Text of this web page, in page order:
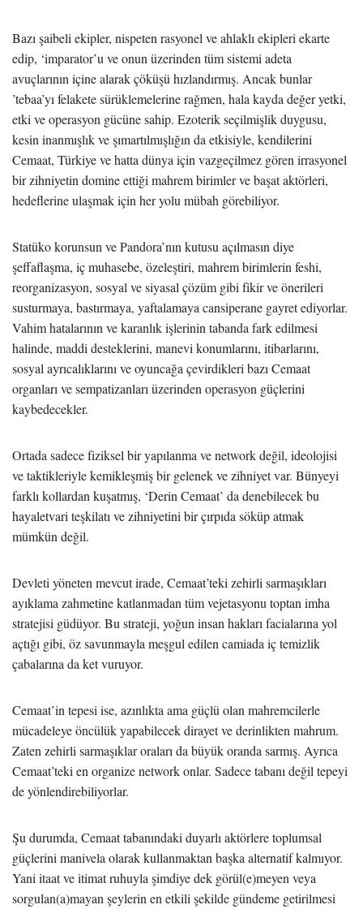
Bazı şaibeli ekipler, nispeten rasyonel ve ahlaklı ekipleri ekarte
edip, ‘imparator’u ve onun üzerinden tüm sistemi adeta
avuçlarının içine alarak çöküşü hızlandırmış. Ancak bunlar
’tebaa’yı felakete sürüklemelerine rağmen, hala kayda değer yetki,
etki ve operasyon gücüne sahip. Ezoterik seçilmişlik duygusu,
kesin inanmışlık ve şımartılmışlığın da etkisiyle, kendilerini
Cemaat, Türkiye ve hatta dünya için vazgeçilmez gören irrasyonel
bir zihniyetin domine ettiği mahrem birimler ve başat aktörleri,
hedeflerine ulaşmak için her yolu mübah görebiliyor.
Statüko korunsun ve Pandora’nın kutusu açılmasın diye
şeffaflaşma, iç muhasebe, özeleştiri, mahrem birimlerin feshi,
reorganizasyon, sosyal ve siyasal çözüm gibi fikir ve önerileri
susturmaya, bastırmaya, yaftalamaya cansiperane gayret ediyorlar.
Vahim hatalarının ve karanlık işlerinin tabanda fark edilmesi
halinde, maddi desteklerini, manevi konumlarını, itibarlarını,
sosyal ayrıcalıklarını ve oyuncağa çevirdikleri bazı Cemaat
organları ve sempatizanları üzerinden operasyon güçlerini
kaybedecekler.
Ortada sadece fiziksel bir yapılanma ve network değil, ideolojisi
ve taktikleriyle kemikleşmiş bir gelenek ve zihniyet var. Bünyeyi
farklı kollardan kuşatmış, ‘Derin Cemaat’ da denebilecek bu
hayaletvari teşkilatı ve zihniyetini bir çırpıda söküp atmak
mümkün değil.
Devleti yöneten mevcut irade, Cemaat’teki zehirli sarmaşıkları
ayıklama zahmetine katlanmadan tüm vejetasyonu toptan imha
stratejisi güdüyor. Bu strateji, yoğun insan hakları facialarına yol
açtığı gibi, öz savunmayla meşgul edilen camiada iç temizlik
çabalarına da ket vuruyor.
Cemaat’in tepesi ise, azınlıkta ama güçlü olan mahremcilerle
mücadeleye öncülük yapabilecek dirayet ve derinlikten mahrum.
Zaten zehirli sarmaşıklar oraları da büyük oranda sarmış. Ayrıca
Cemaat’teki en organize network onlar. Sadece tabanı değil tepeyi
de yönlendirebiliyorlar.
Şu durumda, Cemaat tabanındaki duyarlı aktörlere toplumsal
güçlerini manivela olarak kullanmaktan başka alternatif kalmıyor.
Yani itaat ve itimat ruhuyla şimdiye dek görül(e)meyen veya
sorgulan(a)mayan şeylerin en etkili şekilde gündeme getirilmesi